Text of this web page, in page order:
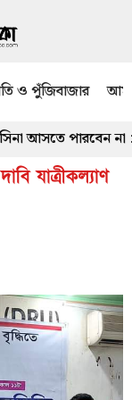
ও পুঁজিবাজার
পারবেন না :
যাত্রীকল্যাণ